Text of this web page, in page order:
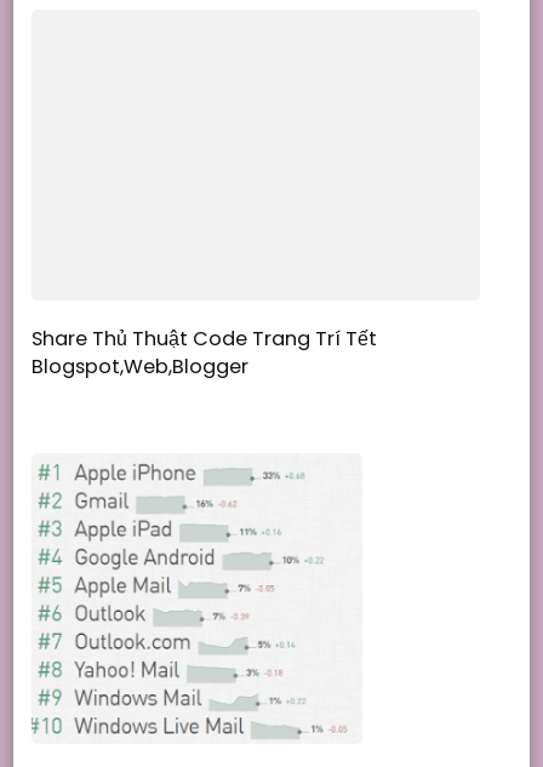
Share Thủ Thuật Code Trang Trí Tết
Blogspot,Web,Blogger